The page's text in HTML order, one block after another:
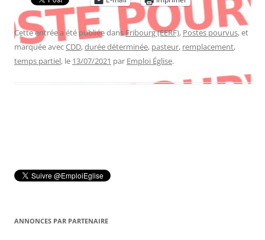
Cette entrée a été publiée dansFribourg (EERF), Postes pourvus, et
marquée avecCDD,durée déterminée, pasteur, remplacement,
temps partiel, le 13/07/2021 par Emploi Église.
ANNONCES PAR PARTENAIRE